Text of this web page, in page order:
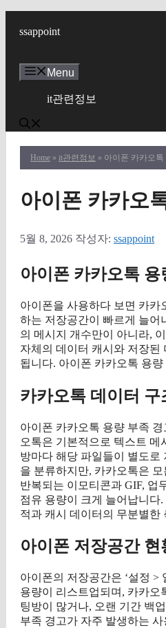
ssappoint
Menu
it관련정보
Home » it관련정보 » 아이폰 카카오
아이폰 카카오
5월 8, 2026 작성자: ssappoint
아이폰 카카오톡 용
아이폰을 사용하다 보면 카카
하는 저장공간이 빠르게 늘어
의 메시지 개수만이 아니라,
자체의 데이터 캐시와 저장된
됩니다. 아이폰 카카오톡 용
카카오톡 데이터
아이폰 카카오톡 용량 부족
오톡은 기본적으로 텍스트 메
방마다 해당 파일들이 별도로
을 분류하지만, 카카오톡은
반복되는 이모티콘과 GIF, 업
점유 용량이 크게 늘어납니다
적과 캐시 데이터의 무분별한
아이폰 저장공간
아이폰의 저장공간은 ‘설정 >
용량이 리스트업되며, 카카오
팅방이 많거나, 오랜 기간 백
부족 경고가 자주 발생하는